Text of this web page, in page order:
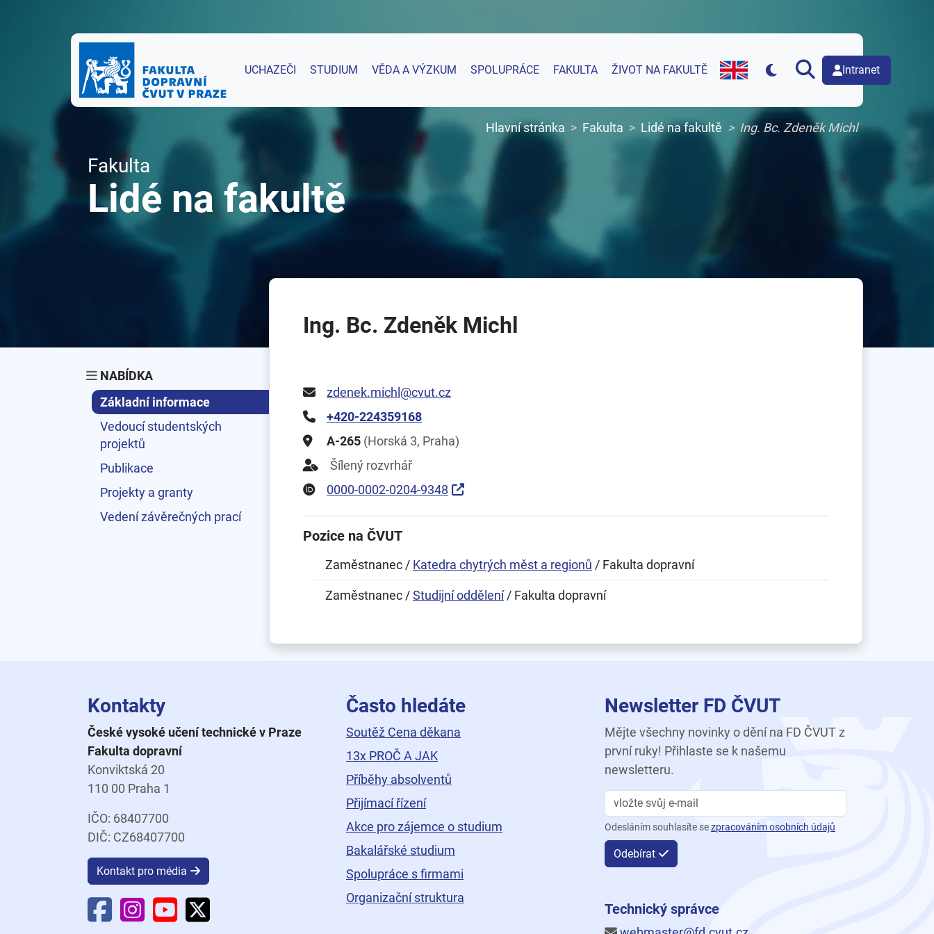
UCHAZEČI STUDIUM VĚDA A VÝZKUM SPOLUPRÁCE FAKULTA ŽIVOT NA FAKULTĚ
English version of web page
Intranet
Hlavní stránka Fakulta Lidé na fakultě Ing. Bc. Zdeněk Michl
Fakulta
Lidé na fakultě
NABÍDKA
Základní informace
Vedoucí studentských
projektů
Publikace
Projekty a granty
Vedení závěrečných prací
Ing. Bc. Zdeněk Michl
zdenek.michl@cvut.cz
+420-224359168
A-265 (Horská 3, Praha)
Šílený rozvrhář
0000-0002-0204-9348
Pozice na ČVUT
Zaměstnanec / Katedra chytrých měst a regionů / Fakulta dopravní
Zaměstnanec /Studijní oddělení/ Fakulta dopravní
Kontakty
České vysoké učení technické v Praze
Fakulta dopravní
Konviktská 20
110 00 Praha 1
IČO: 68407700
DIČ: CZ68407700
Kontakt pro média
Facebook Fakulty dopravní
Instagram Fakulty dopravní
YouTube Fakulty dopravní
X Fakulty dopravní
Často hledáte
Soutěž Cena děkana
13x PROČ A JAK
Příběhy absolventů
Přijímací řízení
Akce pro zájemce o studium
Bakalářské studium
Spolupráce s firmami
Organizační struktura
Newsletter FD ČVUT
Mějte všechny novinky o dění na FD ČVUT z
první ruky! Přihlaste se k našemu
newsletteru.
Odesláním souhlasíte sezpracováním osobních údajů
Odebírat
Technický správce